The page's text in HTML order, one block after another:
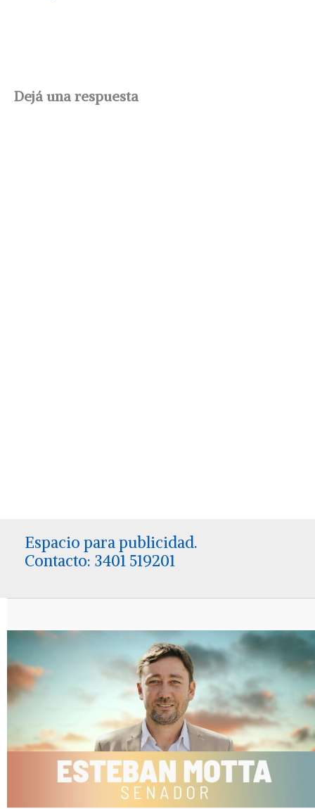
Dejá una respuesta
Espacio para publicidad.
Contacto: 3401 519201